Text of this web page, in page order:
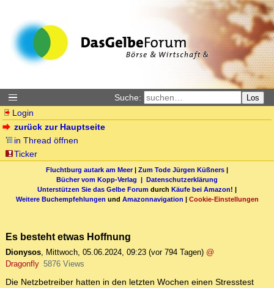
Suche: Los
Login
zurück zur Hauptseite
in Thread öffnen
Ticker
Fluchtburg autark am Meer| Zum Tode Jürgen Küßners |
Bücher vom Kopp-Verlag | Datenschutzerklärung
Unterstützen Sie das Gelbe Forum durch Käufe bei Amazon! |
Weitere Buchempfehlungen und Amazonnavigation | Cookie-Einstellungen
Es besteht etwas Hoffnung
Dionysos, Mittwoch, 05.06.2024, 09:23 (vor 794 Tagen) @
Dragonfly 5876 Views
Die Netzbetreiber hatten in den letzten Wochen einen Stresstest